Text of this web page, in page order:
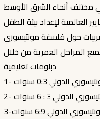
مختلف أنحاء الشرق الأوسط
حول فلسفة مونتيسوري
المراحل العمرية من خلال
دبلومات تعليمية
الدولي 0:3 سنوات
الدولي 3 : 6 سنوات